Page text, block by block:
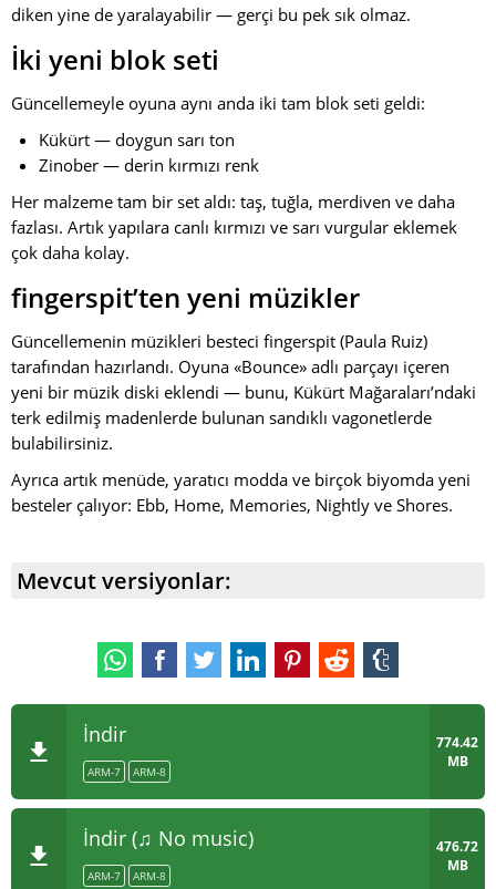
diken yine de yaralayabilir — gerçi bu pek sık olmaz.
İki yeni blok seti
Güncellemeyle oyuna aynı anda iki tam blok seti geldi:
Kükürt — doygun sarı ton
Zinober — derin kırmızı renk
Her malzeme tam bir set aldı: taş, tuğla, merdiven ve daha
fazlası. Artık yapılara canlı kırmızı ve sarı vurgular eklemek
çok daha kolay.
fingerspit’ten yeni müzikler
Güncellemenin müzikleri besteci fingerspit (Paula Ruiz)
tarafından hazırlandı. Oyuna «Bounce» adlı parçayı içeren
yeni bir müzik diski eklendi — bunu, Kükürt Mağaraları’ndaki
terk edilmiş madenlerde bulunan sandıklı vagonetlerde
bulabilirsiniz.
Ayrıca artık menüde, yaratıcı modda ve birçok biyomda yeni
besteler çalıyor: Ebb, Home, Memories, Nightly ve Shores.
Mevcut versiyonlar:
İndir
ARM-7 ARM-8
774.42
MB
İndir (♫ No music)
ARM-7 ARM-8
476.72
MB